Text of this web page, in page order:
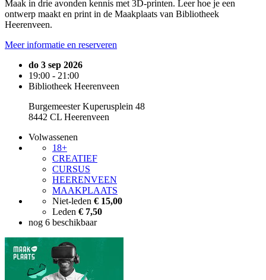
Maak in drie avonden kennis met 3D-printen. Leer hoe je een
ontwerp maakt en print in de Maakplaats van Bibliotheek
Heerenveen.
Meer informatie en reserveren
do 3 sep 2026
19:00 - 21:00
Bibliotheek Heerenveen
Burgemeester Kuperusplein 48
8442 CL Heerenveen
Volwassenen
18+
CREATIEF
CURSUS
HEERENVEEN
MAAKPLAATS
Niet-leden € 15,00
Leden € 7,50
nog 6 beschikbaar